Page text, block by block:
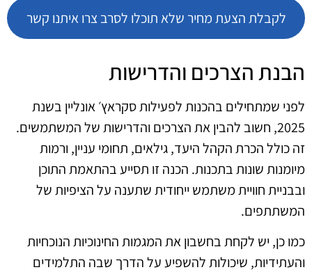
לקבלת הצעת מחיר שלא תוכלו לסרב צרו איתנו קשר
הבנת הצרכים והדרישות
לפני שמתחילים בהכנות לפעילות סקראץ׳ אונליין בשנת
2025, חשוב להבין את הצרכים והדרישות של המשתמשים.
זה כולל הכרת הקהל היעד, גילאים, תחומי עניין, ורמות
מיומנות שונות בתכנות. הכנה זו תסייע בהתאמת התוכן
ובבניית חוויית משתמש ייחודית שתענה על הציפיות של
המשתתפים.
כמו כן, יש לקחת בחשבון את המגמות החינוכיות הנוכחיות
והעתידיות, שיכולות להשפיע על הדרך שבה התלמידים